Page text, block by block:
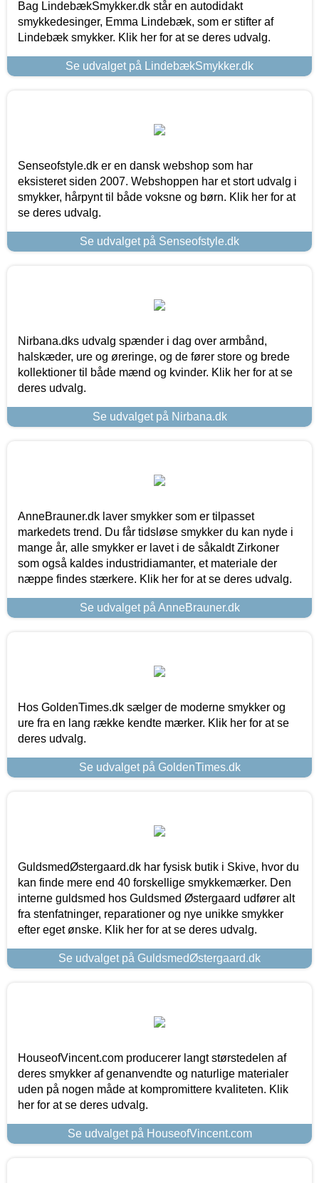
Bag LindebækSmykker.dk står en autodidakt
smykkedesinger, Emma Lindebæk, som er stifter af
Lindebæk smykker. Klik her for at se deres udvalg.
Se udvalget på LindebækSmykker.dk
Senseofstyle.dk er en dansk webshop som har
eksisteret siden 2007. Webshoppen har et stort udvalg i
smykker, hårpynt til både voksne og børn. Klik her for at
se deres udvalg.
Se udvalget på Senseofstyle.dk
Nirbana.dks udvalg spænder i dag over armbånd,
halskæder, ure og øreringe, og de fører store og brede
kollektioner til både mænd og kvinder. Klik her for at se
deres udvalg.
Se udvalget på Nirbana.dk
AnneBrauner.dk laver smykker som er tilpasset
markedets trend. Du får tidsløse smykker du kan nyde i
mange år, alle smykker er lavet i de såkaldt Zirkoner
som også kaldes industridiamanter, et materiale der
næppe findes stærkere. Klik her for at se deres udvalg.
Se udvalget på AnneBrauner.dk
Hos GoldenTimes.dk sælger de moderne smykker og
ure fra en lang række kendte mærker. Klik her for at se
deres udvalg.
Se udvalget på GoldenTimes.dk
GuldsmedØstergaard.dk har fysisk butik i Skive, hvor du
kan finde mere end 40 forskellige smykkemærker. Den
interne guldsmed hos Guldsmed Østergaard udfører alt
fra stenfatninger, reparationer og nye unikke smykker
efter eget ønske. Klik her for at se deres udvalg.
Se udvalget på GuldsmedØstergaard.dk
HouseofVincent.com producerer langt størstedelen af
deres smykker af genanvendte og naturlige materialer
uden på nogen måde at kompromittere kvaliteten. Klik
her for at se deres udvalg.
Se udvalget på HouseofVincent.com